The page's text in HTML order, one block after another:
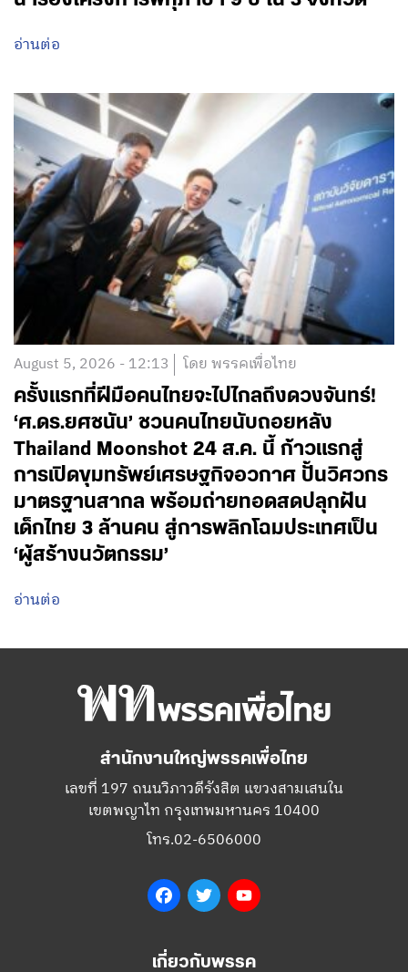
อ่านต่อ
August 5, 2026 - 12:13 โดย พรรคเพื่อไทย
ครั้งแรกที่ฝีมือคนไทยจะไปไกลถึงดวงจันทร์!
‘ศ.ดร.ยศชนัน’ ชวนคนไทยนับถอยหลัง
Thailand Moonshot 24 ส.ค. นี้ ก้าวแรกสู่
การเปิดขุมทรัพย์เศรษฐกิจอวกาศ ปั้นวิศวกร
มาตรฐานสากล พร้อมถ่ายทอดสดปลุกฝัน
เด็กไทย 3 ล้านคน สู่การพลิกโฉมประเทศเป็น
‘ผู้สร้างนวัตกรรม’
อ่านต่อ
สำนักงานใหญ่พรรคเพื่อไทย
เลขที่ 197 ถนนวิภาวดีรังสิต แขวงสามเสนใน
เขตพญาไท กรุงเทพมหานคร 10400
โทร.02-6506000
FacebookTwitter
เกี่ยวกับพรรค